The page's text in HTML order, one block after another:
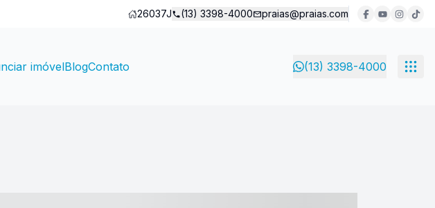
26037J (13) 3398-4000 praias@praias.com
imóvelBlogContato (13) 3398-4000